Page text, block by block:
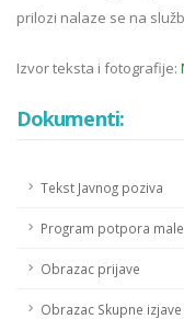
prilozi nalaze se na
Izvor teksta i fotografije:
Dokumenti:
Tekst Javnog poziva
Program potpora
Obrazac prijave
Obrazac Skupne izjave